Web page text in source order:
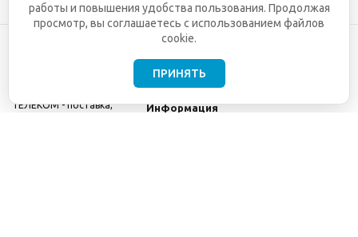
ТЕЛЕКОМ - поставка,
Информация
работы и повышения удобства пользования. Продолжая
просмотр, вы соглашаетесь с использованием файлов
cookie.
ПРИНЯТЬ